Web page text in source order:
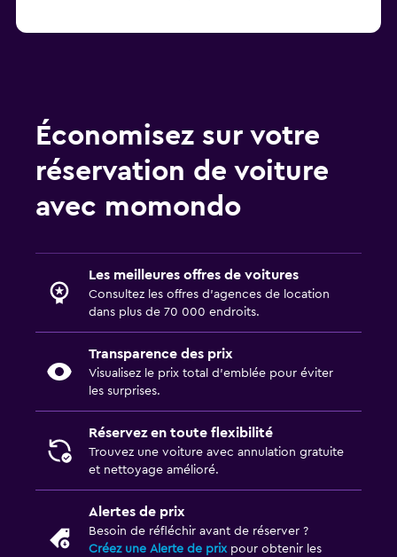
Économisez sur votre
réservation de voiture
avec momondo
Les meilleures offres de voitures
Consultez les offres d’agences de location
dans plus de 70 000 endroits.
Transparence des prix
Visualisez le prix total d’emblée pour éviter
les surprises.
Réservez en toute flexibilité
Trouvez une voiture avec annulation gratuite
et nettoyage amélioré.
Alertes de prix
Besoin de réfléchir avant de réserver ?
Créez une Alerte de prixpour obtenir les